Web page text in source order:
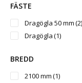
FÄSTE
Dragögla 50 mm(2)
Dragögla(1)
BREDD
2100 mm(1)